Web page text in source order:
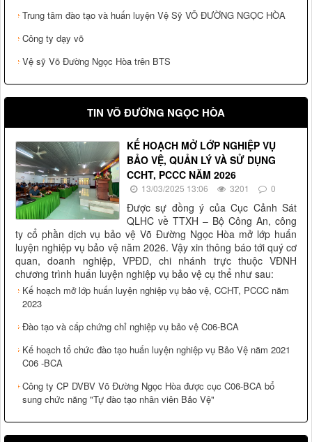
Trung tâm đào tạo và huấn luyện Vệ Sỹ VÕ ĐƯỜNG NGỌC HÒA
Công ty dạy võ
Vệ sỹ Võ Đường Ngọc Hòa trên BTS
TIN VÕ ĐƯỜNG NGỌC HÒA
KẾ HOẠCH MỞ LỚP NGHIỆP VỤ
BẢO VỆ, QUẢN LÝ VÀ SỬ DỤNG
CCHT, PCCC NĂM 2026
13/03/2025 13:06 3201 0
Được sự đồng ý của Cục Cảnh Sát
QLHC về TTXH – Bộ Công An, công
ty cổ phần dịch vụ bảo vệ Võ Đường Ngọc Hòa mở lớp huấn
luyện nghiệp vụ bảo vệ năm 2026. Vậy xin thông báo tới quý cơ
quan, doanh nghiệp, VPĐD, chi nhánh trực thuộc VĐNH
chương trình huấn luyện nghiệp vụ bảo vệ cụ thể như sau:
Kế hoạch mở lớp huấn luyện nghiệp vụ bảo vệ, CCHT, PCCC năm
2023
Đào tạo và cấp chứng chỉ nghiệp vụ bảo vệ C06-BCA
Kế hoạch tổ chức đào tạo huấn luyện nghiệp vụ Bảo Vệ năm 2021
C06 -BCA
Công ty CP DVBV Võ Đường Ngọc Hòa được cục C06-BCA bổ
sung chức năng "Tự đào tạo nhân viên Bảo Vệ"